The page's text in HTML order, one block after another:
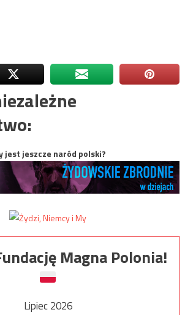
jest jeszcze naród polski?
Magna Polonia!
Lipiec 2026